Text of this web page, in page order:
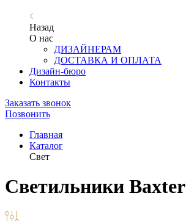
Назад
О нас
ДИЗАЙНЕРАМ
ДОСТАВКА И ОПЛАТА
Дизайн-бюро
Контакты
Заказать звонок
Позвонить
Главная
Каталог
Свет
Светильники Baxter